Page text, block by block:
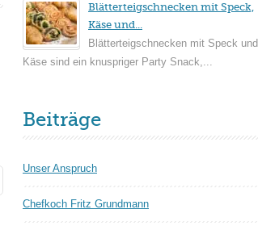
Blätterteigschnecken mit Speck,
Käse und...
Blätterteigschnecken mit Speck und
Käse sind ein knuspriger Party Snack,...
Beiträge
Unser Anspruch
Chefkoch Fritz Grundmann